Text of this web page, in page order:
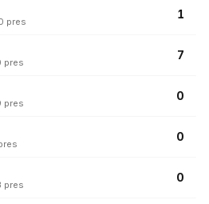
pres
1
pres
7
pres
0
0
pres
0